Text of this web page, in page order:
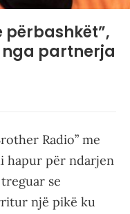
përbashkët”,
partnerja
Radio” me
hapur për ndarjen
se
një pikë ku